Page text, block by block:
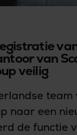
van
veilig
naar een
de functie